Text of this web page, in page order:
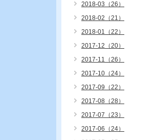
2018-03（26）
2018-02（21）
2018-01（22）
2017-12（20）
2017-11（26）
2017-10（24）
2017-09（22）
2017-08（28）
2017-07（23）
2017-06（24）